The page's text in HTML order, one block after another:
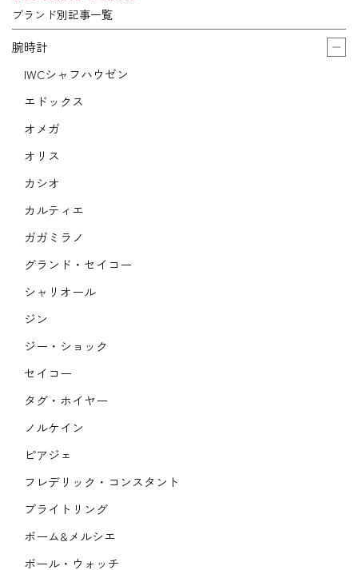
ブランド別記事一覧
腕時計
IWCシャフハウゼン
エドックス
オメガ
オリス
カシオ
カルティエ
ガガミラノ
グランド・セイコー
シャリオール
ジン
ジー・ショック
セイコー
タグ・ホイヤー
ノルケイン
ピアジェ
フレデリック・コンスタント
ブライトリング
ボーム&メルシエ
ボール・ウォッチ